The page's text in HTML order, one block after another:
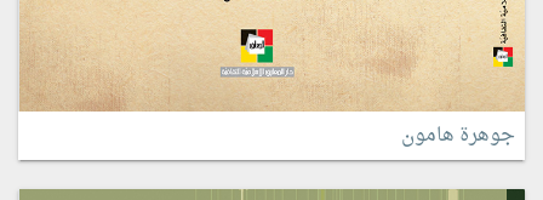
جوهرة هامون